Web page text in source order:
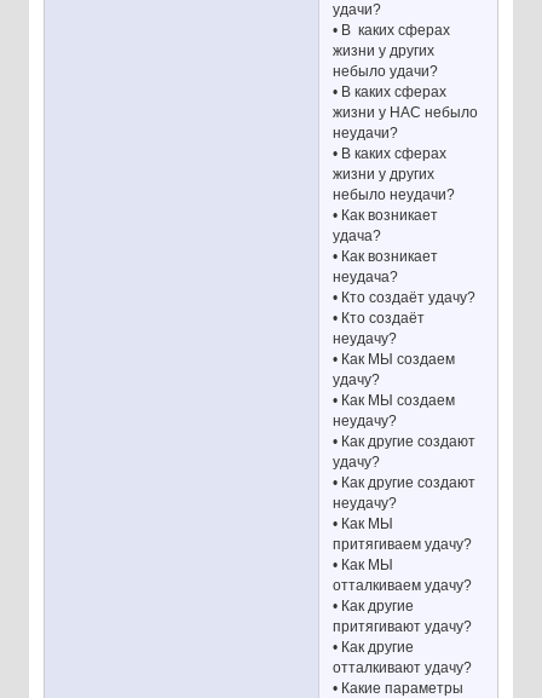
удачи?
• В каких сферах
жизни у других
небыло удачи?
• В каких сферах
жизни у НАС небыло
неудачи?
• В каких сферах
жизни у других
небыло неудачи?
• Как возникает
удача?
• Как возникает
неудача?
• Кто создаёт удачу?
• Кто создаёт
неудачу?
• Как МЫ создаем
удачу?
• Как МЫ создаем
неудачу?
• Как другие создают
удачу?
• Как другие создают
неудачу?
• Как МЫ
притягиваем удачу?
• Как МЫ
отталкиваем удачу?
• Как другие
притягивают удачу?
• Как другие
отталкивают удачу?
• Какие параметры